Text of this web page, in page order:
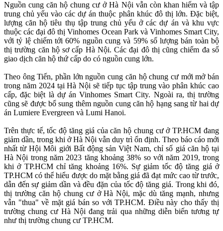
Nguồn cung căn hộ chung cư ở Hà Nội vẫn còn khan hiếm và tập
trung chủ yếu vào các dự án thuộc phân khúc đô thị lớn. Đặc biệt,
lượng căn hộ tiêu thụ tập trung chủ yếu ở các dự án và khu vực
thuộc các đại đô thị Vinhomes Ocean Park và Vinhomes Smart City,
với tỷ lệ chiếm tới 60% nguồn cung và 59% số lượng bán toàn bộ
thị trường căn hộ sơ cấp Hà Nội. Các đại đô thị cũng chiếm đa số
giao dịch căn hộ thứ cấp do có nguồn cung lớn.
Theo ông Tiến, phần lớn nguồn cung căn hộ chung cư mới mở bán
trong năm 2024 tại Hà Nội sẽ tiếp tục tập trung vào phân khúc cao
cấp, đặc biệt là dự án Vinhomes Smart City. Ngoài ra, thị trường
cũng sẽ được bổ sung thêm nguồn cung căn hộ hạng sang từ hai dự
án Lumiere Evergreen và Lumi Hanoi.
Trên thực tế, tốc độ tăng giá của căn hộ chung cư ở TP.HCM đang
giảm dần, trong khi ở Hà Nội vẫn duy trì ổn định. Theo báo cáo mới
nhất từ Hội Môi giới Bất động sản Việt Nam, chỉ số giá căn hộ tại
Hà Nội trong năm 2023 tăng khoảng 38% so với năm 2019, trong
khi ở TP.HCM chỉ tăng khoảng 16%. Sự giảm tốc độ tăng giá ở
TP.HCM có thể hiểu được do mặt bằng giá đã đạt mức cao từ trước,
dẫn đến sự giảm dần và đều đặn của tốc độ tăng giá. Trong khi đó,
thị trường căn hộ chung cư ở Hà Nội, mặc dù tăng mạnh, nhưng
vẫn "thua" về mặt giá bán so với TP.HCM. Điều này cho thấy thị
trường chung cư Hà Nội đang trải qua những diễn biến tương tự
như thị trường chung cư TP.HCM.